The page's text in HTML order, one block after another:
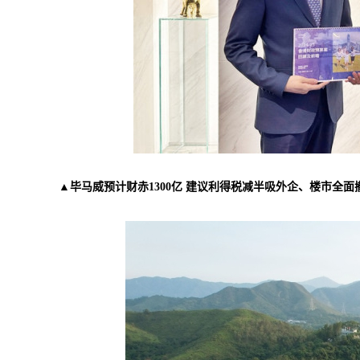
▲毕马威预计财赤1300亿 建议利得税减半吸外企、楼市全面